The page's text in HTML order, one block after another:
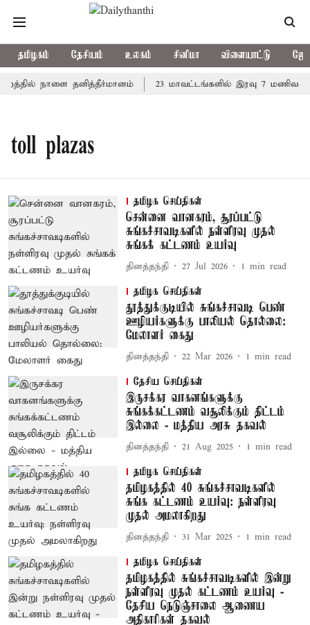
தமிழகம் தேசியம் உலகம் சினிமா விளையாட்டு
நாளை தனித்தீர்மானம் 23 மாவட்டங்களில் இரவு 7
toll plazas
தமிழக செய்திகள்
சென்னை வானகரம், சூரப்பட்டு
சுங்கச்சாவடிகளில் நள்ளிரவு முதல்
சுங்கக் கட்டணம் உயர்வு
தினத்தந்தி 27 Jul 2026 1 min read
தமிழக செய்திகள்
தூத்துக்குடியில் சுங்கச்சாவடி பெண்
ஊழியர்களுக்கு பாலியல் தொல்லை:
மேலாளர் கைது
தினத்தந்தி 22 Mar 2026 1 min read
தேசிய செய்திகள்
இருசக்கர வாகனங்களுக்கு
சுங்கக்கட்டணம் வசூலிக்கும் திட்டம்
இல்லை - மத்திய அரசு தகவல்
தினத்தந்தி 21 Aug 2025 1 min read
தமிழக செய்திகள்
தமிழகத்தில் 40 சுங்கச்சாவடிகளில்
சுங்க கட்டணம் உயர்வு: நள்ளிரவு
முதல் அமலாகிறது
தினத்தந்தி 31 Mar 2025 1 min read
தமிழக செய்திகள்
தமிழகத்தில் சுங்கச்சாவடிகளில் இன்று
நள்ளிரவு முதல் கட்டணம் உயர்வு -
தேசிய நெடுஞ்சாலை ஆணைய
அதிகாரிகள் தகவல்